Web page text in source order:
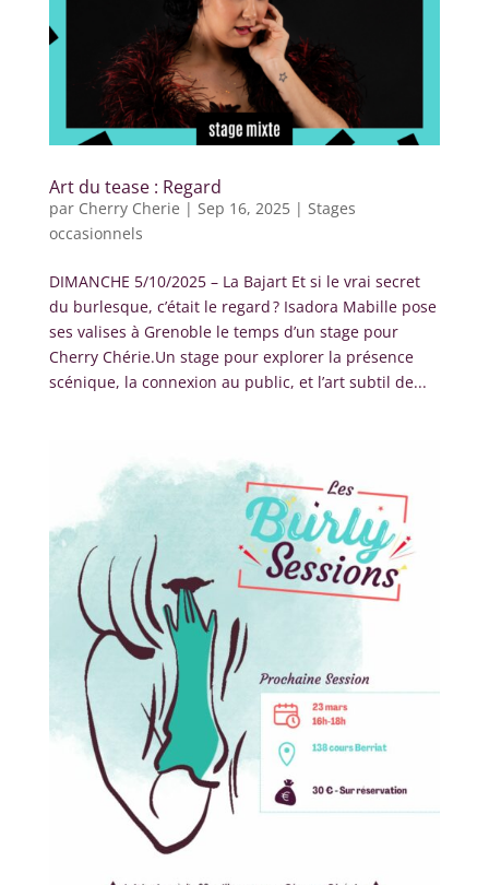
Art du tease : Regard
par Cherry Cherie | Sep 16, 2025| Stages
occasionnels
DIMANCHE 5/10/2025 – La Bajart Et si le vrai secret
du burlesque, c’était le regard ? Isadora Mabille pose
ses valises à Grenoble le temps d’un stage pour
Cherry Chérie.Un stage pour explorer la présence
scénique, la connexion au public, et l’art subtil de...